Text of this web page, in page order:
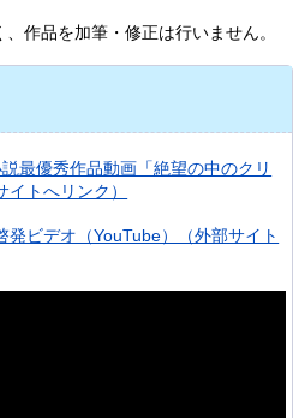
、作品を加筆・修正は行いません。
最優秀作品動画「絶望の中のクリ
イトへリンク）
発ビデオ（YouTube）（外部サイト